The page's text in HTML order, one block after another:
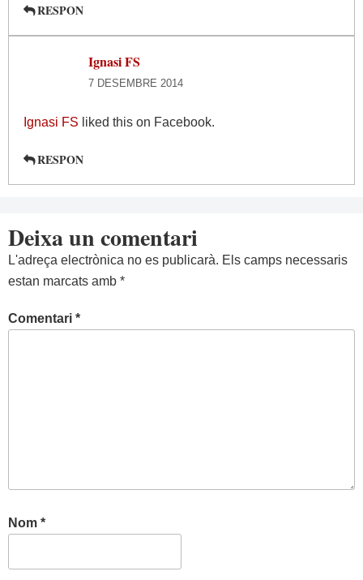
RESPON
Ignasi FS
7 DESEMBRE 2014
Ignasi FS liked this on Facebook.
RESPON
Deixa un comentari
L'adreça electrònica no es publicarà. Els camps necessaris
estan marcats amb *
Comentari *
Nom *